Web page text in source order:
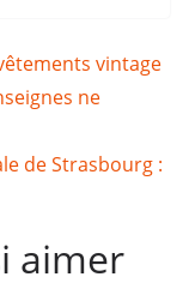
vintage
ne
de Strasbourg :
aimer